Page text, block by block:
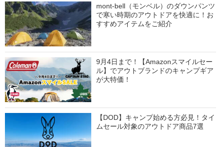
mont-bell（モンベル）のダウンパンツ
で寒い時期のアウトドアを快適に！お
すすめアイテムをご紹介
9月4日まで！【Amazonスマイルセー
ル】でアウトブランドのキャンプギア
が大特価！
【DOD】キャンプ始める方必見！タイ
ムセール対象のアウトドア商品7選